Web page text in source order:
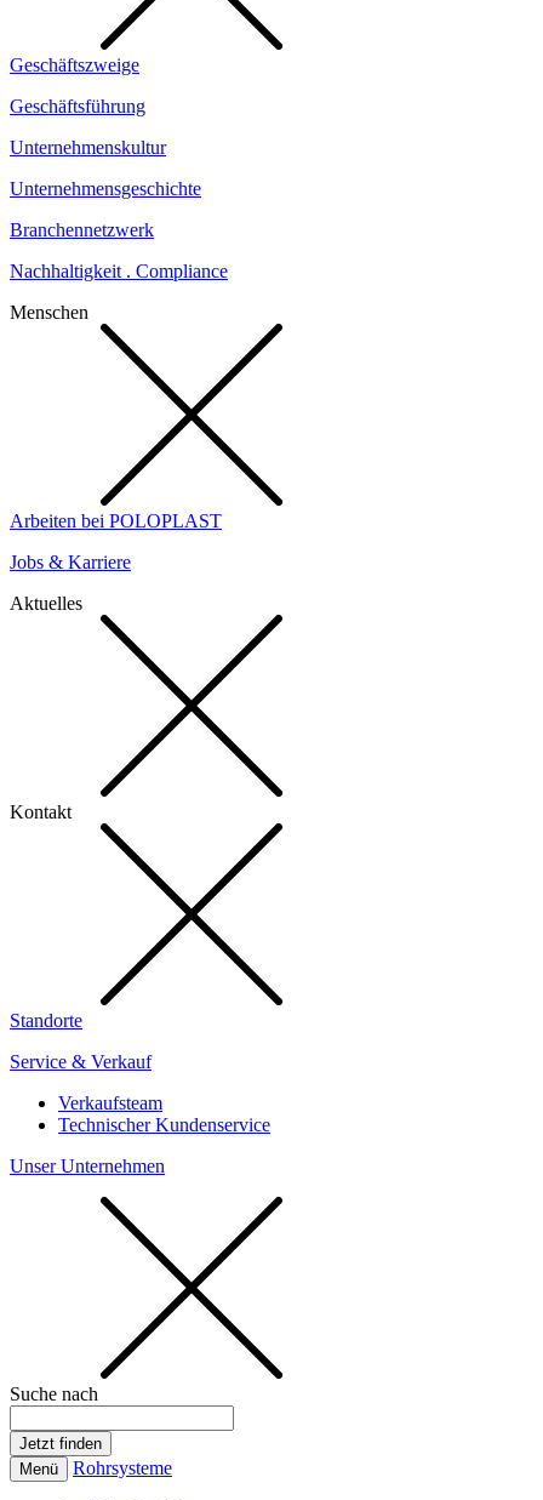
Geschäftszweige
Geschäftsführung
Unternehmenskultur
Unternehmensgeschichte
Branchennetzwerk
Nachhaltigkeit . Compliance
Menschen
Arbeiten bei POLOPLAST
Jobs & Karriere
Aktuelles
Kontakt
Standorte
Service & Verkauf
Verkaufsteam
Technischer Kundenservice
Unser Unternehmen
Suche nach
Menü Rohrsysteme